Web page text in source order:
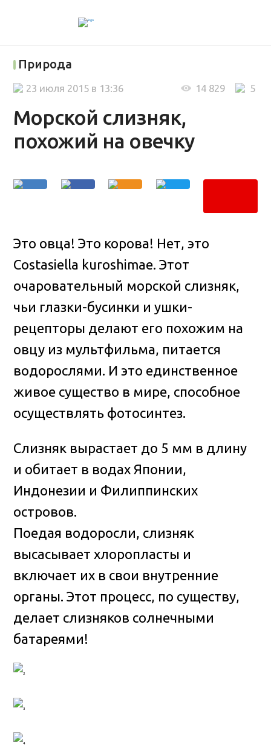
Природа
Морской слизняк,
похожий на овечку
5
14 829
23 июля 2015 в 13:36
Это овца! Это корова! Нет, это
Costasiella kuroshimae. Этот
очаровательный морской слизняк,
чьи глазки-бусинки и ушки-
рецепторы делают его похожим на
овцу из мультфильма, питается
водорослями. И это единственное
живое существо в мире, способное
осуществлять фотосинтез.
Слизняк вырастает до 5 мм в длину
и обитает в водах Японии,
Индонезии и Филиппинских
островов.
Поедая водоросли, слизняк
высасывает хлоропласты и
включает их в свои внутренние
органы. Этот процесс, по существу,
делает слизняков солнечными
батареями!